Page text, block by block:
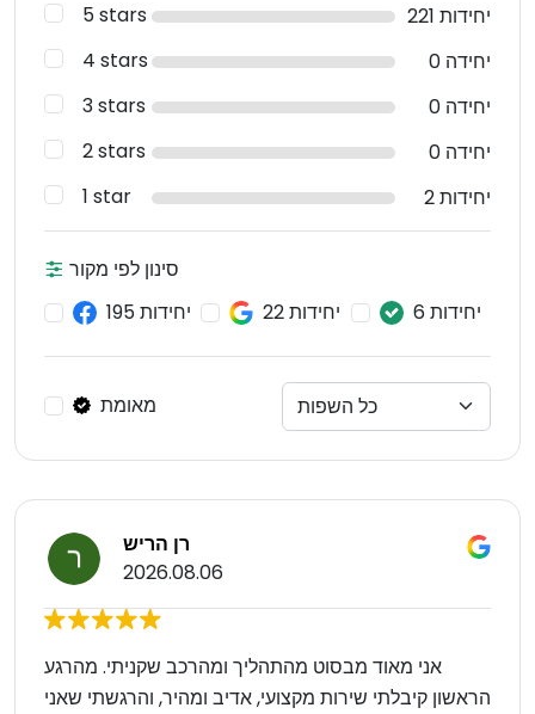
5 stars
221 יחידות
4 stars
0 יחידה
3 stars
0 יחידה
2 stars
0 יחידה
1 star
2 יחידות
סינון לפי מקור
195 יחידות
22 יחידות 6 יחידות
מאומת
רן הריש
2026.08.06
אני מאוד מבסוט מהתהליך ומהרכב שקניתי. מהרגע
הראשון קיבלתי שירות מקצועי, אדיב ומהיר, והרגשתי שאני